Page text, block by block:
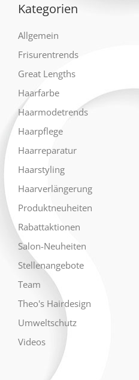
Kategorien
Allgemein
Frisurentrends
Great Lengths
Haarfarbe
Haarmodetrends
Haarpflege
Haarreparatur
Haarstyling
Haarverlängerung
Produktneuheiten
Rabattaktionen
Salon-Neuheiten
Stellenangebote
Team
Theo's Hairdesign
Umweltschutz
Videos